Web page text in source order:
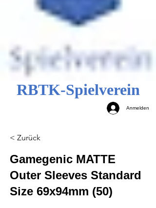
RBTK-Spielverein
Anmelden
< Zurück
Gamegenic MATTE
Outer Sleeves Standard
Size 69x94mm (50)